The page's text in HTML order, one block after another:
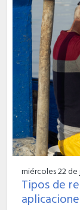
miércoles 22
Tipos de